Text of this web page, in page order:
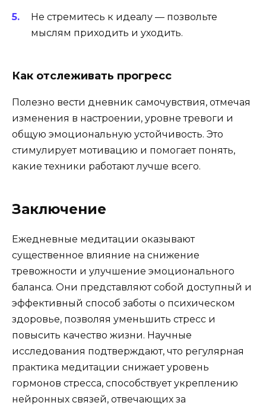
Не стремитесь к идеалу — позвольте
мыслям приходить и уходить.
Как отслеживать прогресс
Полезно вести дневник самочувствия, отмечая
изменения в настроении, уровне тревоги и
общую эмоциональную устойчивость. Это
стимулирует мотивацию и помогает понять,
какие техники работают лучше всего.
Заключение
Ежедневные медитации оказывают
существенное влияние на снижение
тревожности и улучшение эмоционального
баланса. Они представляют собой доступный и
эффективный способ заботы о психическом
здоровье, позволяя уменьшить стресс и
повысить качество жизни. Научные
исследования подтверждают, что регулярная
практика медитации снижает уровень
гормонов стресса, способствует укреплению
нейронных связей, отвечающих за